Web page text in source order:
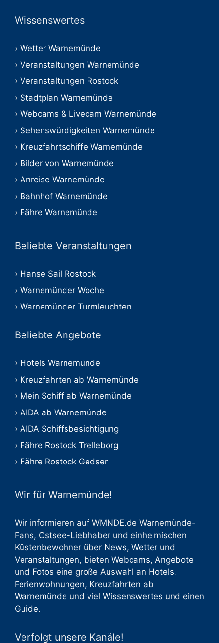
Wissenswertes
Wetter Warnemünde
Veranstaltungen Warnemünde
Veranstaltungen Rostock
Stadtplan Warnemünde
Webcams & Livecam Warnemünde
Sehenswürdigkeiten Warnemünde
Kreuzfahrtschiffe Warnemünde
Bilder von Warnemünde
Anreise Warnemünde
Bahnhof Warnemünde
Fähre Warnemünde
Beliebte Veranstaltungen
Hanse Sail Rostock
Warnemünder Woche
Warnemünder Turmleuchten
Beliebte Angebote
Hotels Warnemünde
Kreuzfahrten ab Warnemünde
Mein Schiff ab Warnemünde
AIDA ab Warnemünde
AIDA Schiffsbesichtigung
Fähre Rostock Trelleborg
Fähre Rostock Gedser
Wir für Warnemünde!
Wir informieren auf WMNDE.de Warnemünde-
Fans, Ostsee-Liebhaber und einheimischen
Küstenbewohner über News, Wetter und
Veranstaltungen, bieten Webcams, Angebote
und Fotos eine große Auswahl an Hotels,
Ferienwohnungen, Kreuzfahrten ab
Warnemünde und viel Wissenswertes und einen
Guide.
Verfolgt unsere Kanäle!